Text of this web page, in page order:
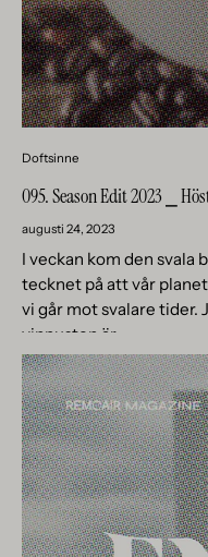
Doftsinne
095. Season Edit 2023 ⎯
augusti 24, 2023
I veckan kom den svala
tecknet på att vår
vi går mot svalare tider.
vinpusten är...